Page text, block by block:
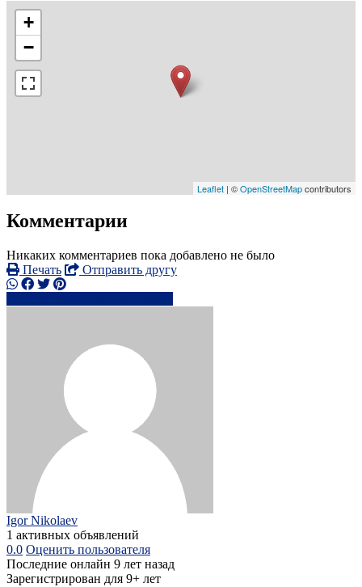
+
−
Leaflet | ©OpenStreetMapcontributors
Комментарии
Никаких комментариев пока добавлено не было
Печать
Отправить другу
Igor Nikolaev
1 активных объявлений
0.0 Оценить пользователя
Последние онлайн 9 лет назад
Зарегистрирован для 9+ лет